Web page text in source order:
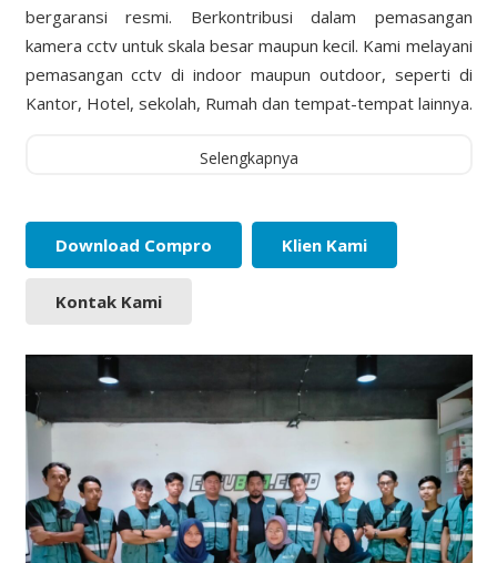
bergaransi resmi. Berkontribusi dalam pemasangan
kamera cctv untuk skala besar maupun kecil. Kami melayani
pemasangan cctv di indoor maupun outdoor, seperti di
Kantor, Hotel, sekolah, Rumah dan tempat-tempat lainnya.
Selengkapnya
Download Compro Klien Kami
Kontak Kami